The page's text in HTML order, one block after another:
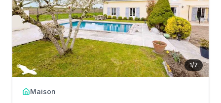
1/7
Maison